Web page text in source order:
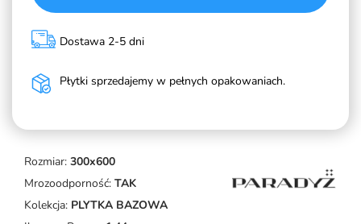
Rozmiar: 300x600
Mrozoodporność: TAK
Kolekcja: PLYTKA BAZOWA
Dostawa 2-5 dni
Płytki sprzedajemy w pełnych opakowaniach.